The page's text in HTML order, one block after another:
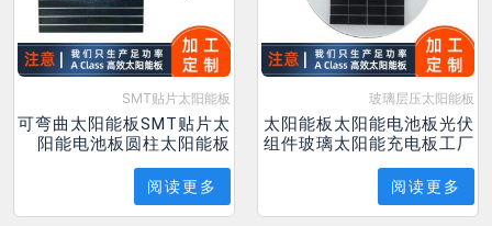
SMT贴片太阳能板
可弯曲太阳能板SMT贴片太
阳能电池板圆柱太阳能板
阅读更多
玻璃层压太阳能板
太阳能板太阳能电池板光伏
组件玻璃太阳能充电板工厂
阅读更多